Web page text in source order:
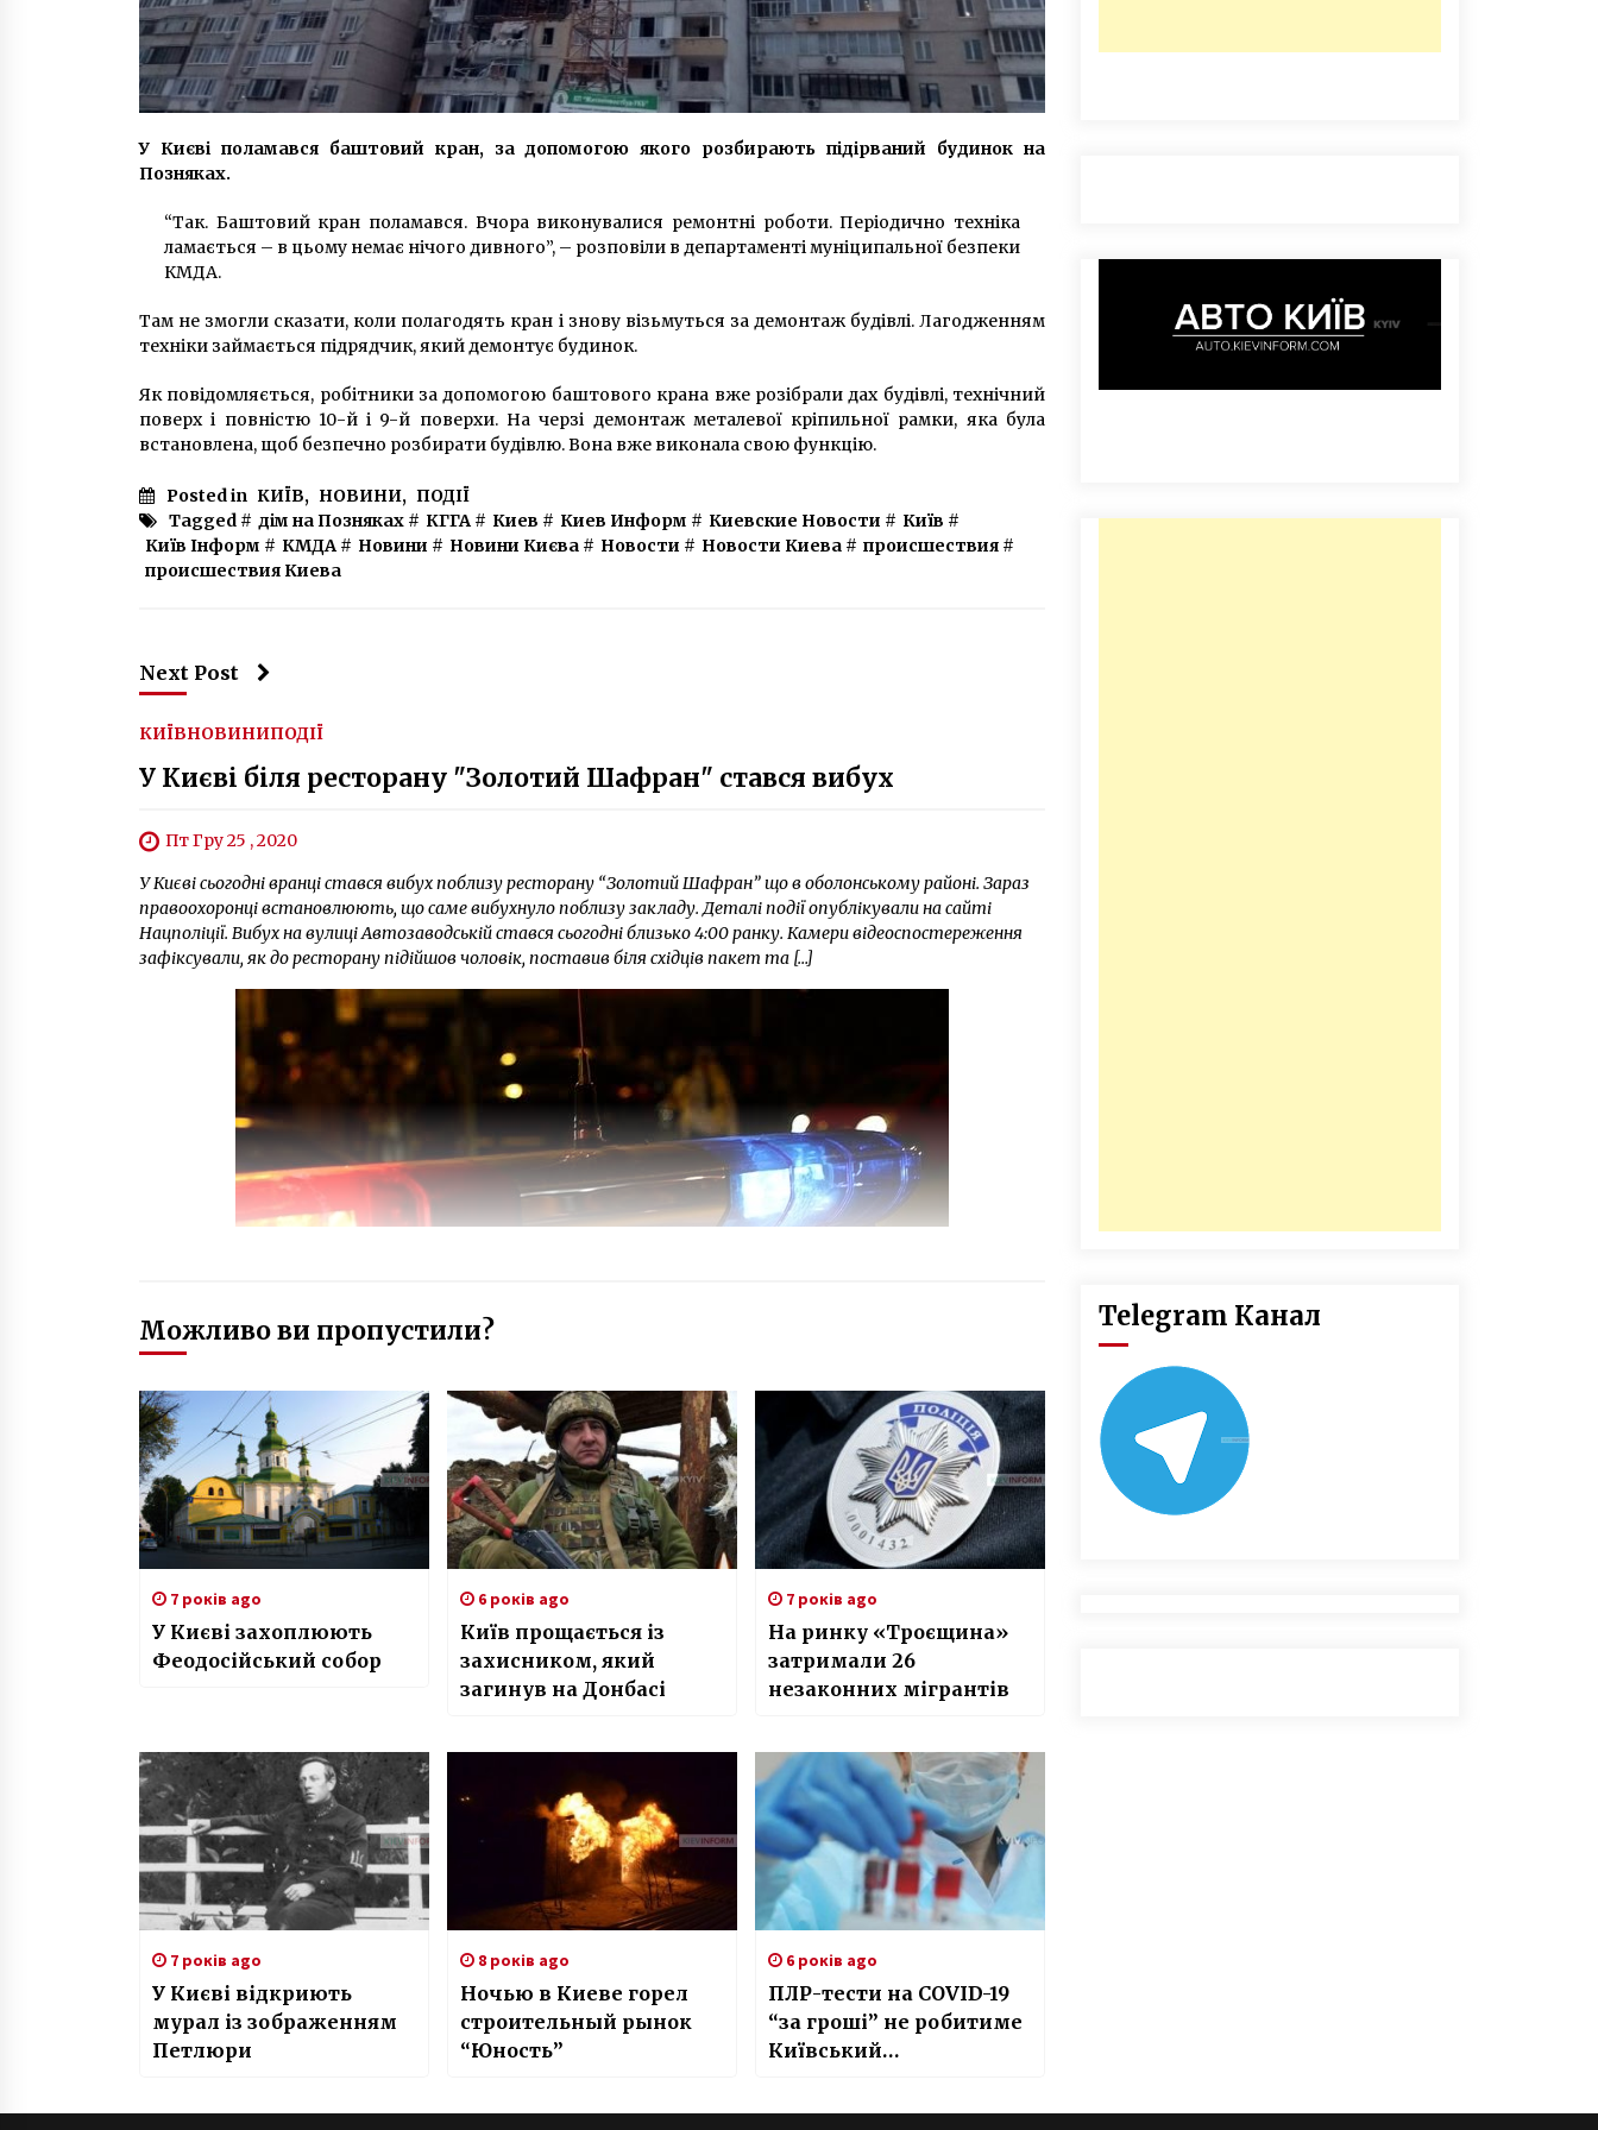
У Києві поламався баштовий кран, за допомогою якого розбирають підірваний будинок на
Позняках.
“Так. Баштовий кран поламався. Вчора виконувалися ремонтні роботи. Періодично техніка
ламається – в цьому немає нічого дивного”, – розповіли в департаменті муніципальної безпеки
КМДА.
Там не змогли сказати, коли полагодять кран і знову візьмуться за демонтаж будівлі. Лагодженням
техніки займається підрядчик, який демонтує будинок.
Як повідомляється, робітники за допомогою баштового крана вже розібрали дах будівлі, технічний
поверх і повністю 10-й і 9-й поверхи. На черзі демонтаж металевої кріпильної рамки, яка була
встановлена, щоб безпечно розбирати будівлю. Вона вже виконала свою функцію.
Posted in КИЇВ, НОВИНИ, ПОДІЇ
Tagged # дім на Позняках # КГГА # Киев # Киев Информ # Киевские Новости # Київ #
Київ Інформ # КМДА # Новини # Новини Києва # Новости # Новости Киева # происшествия #
происшествия Киева
Next Post
КИЇВНОВИНИПОДІЇ
У Києві біля ресторану "Золотий Шафран" стався вибух
Пт Гру 25 , 2020
У Києві сьогодні вранці стався вибух поблизу ресторану “Золотий Шафран” що в оболонському районi. Зараз
правоохоронці встановлюють, що саме вибухнуло поблизу закладу. Деталі події опублікували на сайті
Нацполіції. Вибух на вулиці Автозаводській стався сьогодні близько 4:00 ранку. Камери відеоспостереження
зафіксували, як до ресторану підійшов чоловік, поставив біля східців пакет та […]
Можливо ви пропустили?
7 років ago
У Києві захоплюють
Феодосійський собор
6 років ago
Київ прощається із
захисником, який
загинув на Донбасі
7 років ago
На ринку «Троєщина»
затримали 26
незаконних мігрантів
7 років ago
У Києві відкриють
мурал із зображенням
Петлюри
8 років ago
Ночью в Киеве горел
строительный рынок
“Юность”
6 років ago
ПЛР-тести на COVID-19
“за гроші” не робитиме
Київський
Telegram Канал